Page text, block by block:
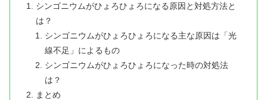
シンゴニウムがひょろひょろになる原因と対処方法と
は？
シンゴニウムがひょろひょろになる主な原因は「光
線不足」によるもの
シンゴニウムがひょろひょろになった時の対処法
は？
まとめ